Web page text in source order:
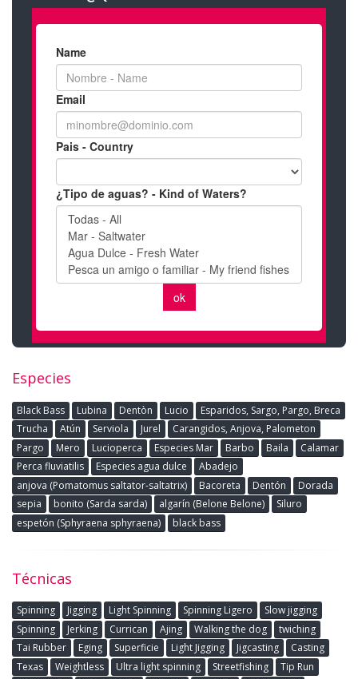
Especies
Black Bass Lubina Dentòn Lucio
Esparidos, Sargo, Pargo, Breca
Trucha
Atún Serviola Jurel
Carangidos, Anjova, Palometon
Pargo
Mero Lucioperca Especies Mar Barbo Baila
Calamar
Perca fluviatilis
Especies agua dulce
Abadejo
anjova (Pomatomus saltator-saltatrix)
Bacoreta Dentón
Dorada
sepia
bonito (Sarda sarda) algarín (Belone Belone)
Siluro
espetón (Sphyraena sphyraena)
black bass
Técnicas
Spinning Jigging Light Spinning Spinning Ligero
Slow jigging
Spinning
Jerking Currican Ajing Walking the dog
twiching
Tai Rubber
Eging Superficie Light Jigging Jigcasting
Casting
Texas
Weightless Ultra light spinning Streetfishing
Tip Run